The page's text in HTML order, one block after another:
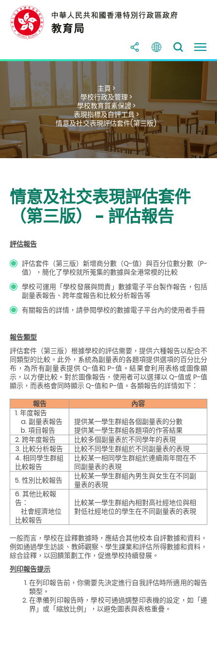
主頁 >
學校行政及管理 >
學校教育質素保證 >
表現指標及自評工具 >
情意及社交表現評估套件(第三版)
情意及社交表現評估套件
（第三版） - 評估報告
評估報告
評估套件（第三版）新增商分數（Q-值）與百分位數分數（P-
值），簡化了學校就所蒐集的數據與全港常模的比較
學校可運用「學校發展與問責」數據電子平台製作報告，包括
副量表報告、跨年度報告和比較分析報告等
有關報告的詳情，請參閱學校的數據電子平台內的使用者手冊
報告類型
評估套件（第三版）根據學校的評估需要，提供六種報告以配合不
同類型的比較。此外，系統為副量表的各題項提供選項的百分比分
布，為所有副量表提供 Q-值和 P-值。結果會利用表格或圖像顯
示，以方便比較。對於圖像報告，使用者可以選擇以 Q-值或 P-值
顯示，而表格會同時顯示 Q-值和 P-值。各類報告的詳情如下：
報告
內容
1. 年度報告
a. 副量表報告
提供某一學生群組各個副量表的分數
b. 項目報告
提供某一學生群組各題項的作答結果
2. 跨年度報告
比較多個副量表於不同學年的表現
3. 比較分析報告
比較不同學生群組於不同副量表的表現
4. 相同學生群組
比較報告
比較某一相同學生群組於連續兩年間在不
同副量表的表現
5. 性別比較報告
比較某一學生群組內男生與女生在不同副
量表的表現
6. 其他比較報
告：
社會經濟地位
比較報告
比較某一學生群組內相對高社經地位與相
對低社經地位的學生在不同副量表的表現
一般而言，學校在詮釋數據時，應結合其他校本自評數據和資料，
例如通過學生訪談、教師觀察、學生課業和評估所得數據和資料，
綜合詮釋，以回饋策劃工作，促進學校持續發展。
列印報告提示
在列印報告前，你需要先決定進行自我評估時所適用的報告
類型。
在準備列印報告時，學校可通過調整印表機的設定，如「邊
界」或「縮放比例」，以避免圖表與表格重疊。